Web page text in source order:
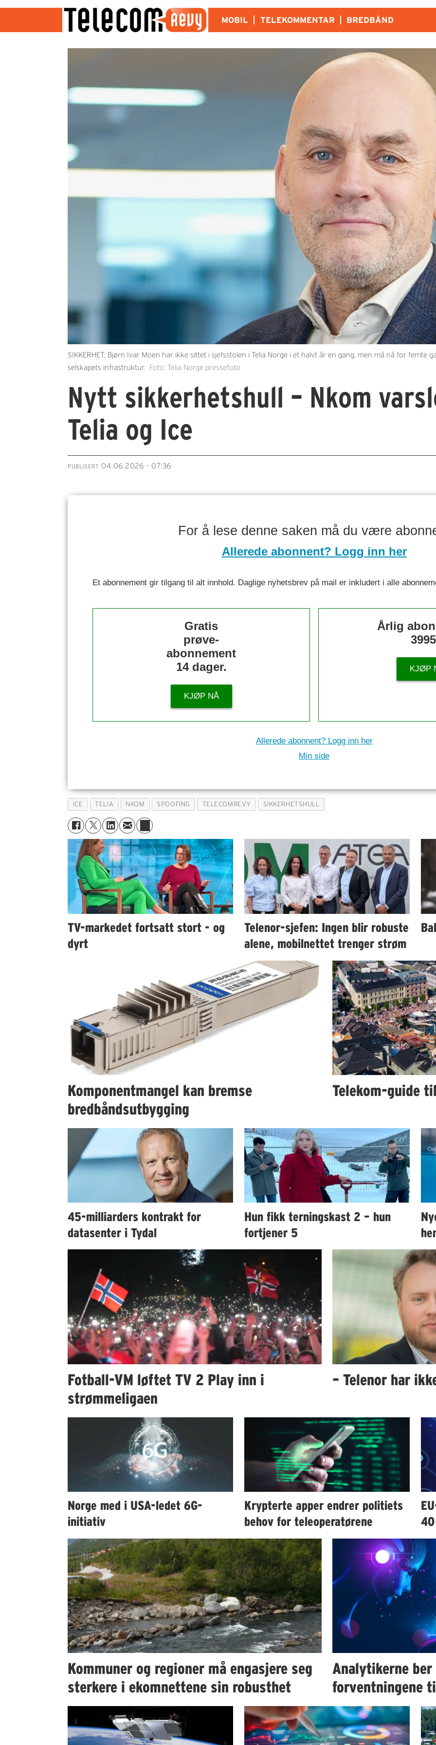
MOBIL TELEKOMMENTAR BREDBÅND
SIKKERHET: Bjørn Ivar Moen har ikke sittet i sjefsstolen i Telia Norge i et halvt år en gang, men må nå for femte
selskapets infrastruktur.
Foto: Telia Norge pressefoto
Nytt sikkerhetshull – Nkom
Telia og Ice
PUBLISERT 04.06.2026 - 07:36
For å lese denne saken må du være
Allerede abonnent? Logg inn her
Et abonnement gir tilgang til alt innhold. Daglige nyhetsbrev på mail er inkludert i alle
Gratis
prøve-
abonnement
14 dager.
KJØP NÅ
Årlig
KJØP
Allerede abonnent? Logg inn her
Min side
ICE TELIA NKOM SPOOFING TELECOMREVY SIKKERHETSHULL
TV-markedet fortsatt stort - og
dyrt
Telenor-sjefen: Ingen blir robuste
alene, mobilnettet trenger strøm
Komponentmangel kan bremse
bredbåndsutbygging
Telekom-guide
45-milliarders kontrakt for
datasenter i Tydal
Hun fikk terningskast 2 – hun
fortjener 5
Fotball-VM løftet TV 2 Play inn i
strømmeligaen
– Telenor har
Norge med i USA-ledet 6G-
initiativ
Krypterte apper endrer politiets
behov for teleoperatørene
Kommuner og regioner må engasjere seg
sterkere i ekomnettene sin robusthet
Analytikerne ber
forventningene